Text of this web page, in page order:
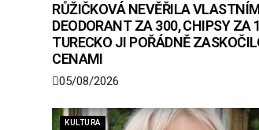
RŮŽIČKOVÁ NEVĚŘILA
DEODORANT ZA 300, CHIPSY ZA
TURECKO JI POŘÁDNĚ
CENAMI
05/08/2026
KULTURA